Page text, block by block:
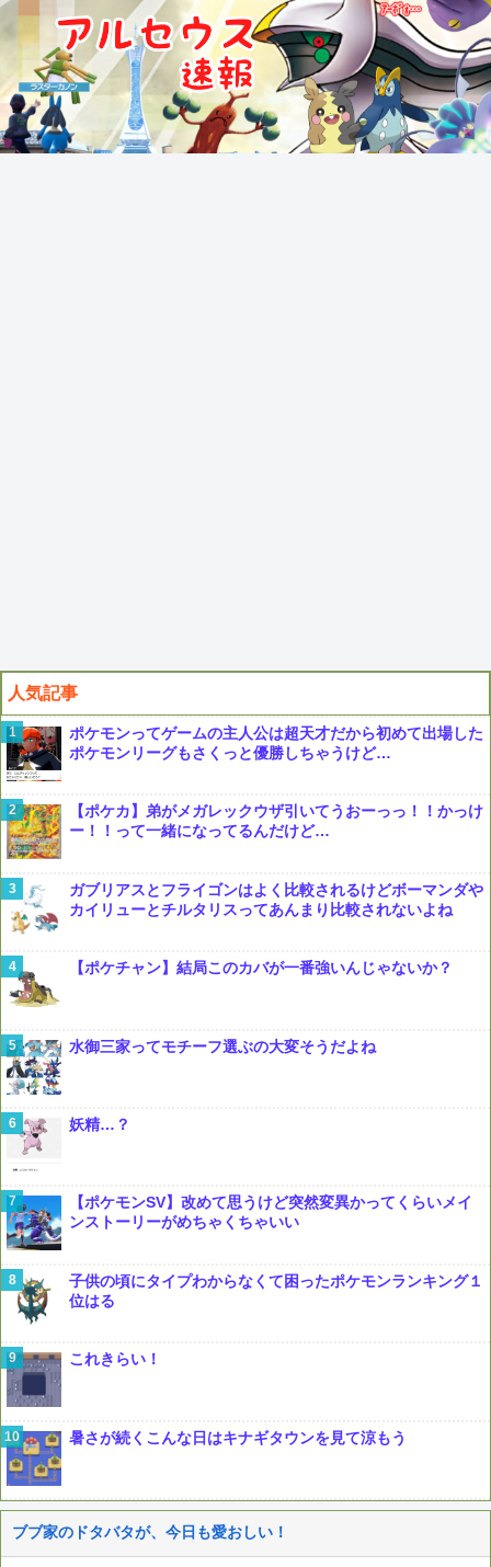
人気記事
ポケモンってゲームの主人公は超天才だから初めて出場した
ポケモンリーグもさくっと優勝しちゃうけど…
【ポケカ】弟がメガレックウザ引いてうおーっっ！！かっけ
ー！！って一緒になってるんだけど…
ガブリアスとフライゴンはよく比較されるけどボーマンダや
カイリューとチルタリスってあんまり比較されないよね
【ポケチャン】結局このカバが一番強いんじゃないか？
水御三家ってモチーフ選ぶの大変そうだよね
妖精…？
【ポケモンSV】改めて思うけど突然変異かってくらいメイ
ンストーリーがめちゃくちゃいい
子供の頃にタイプわからなくて困ったポケモンランキング１
位はる
これきらい！
暑さが続くこんな日はキナギタウンを見て涼もう
ブブ家のドタバタが、今日も愛おしい！